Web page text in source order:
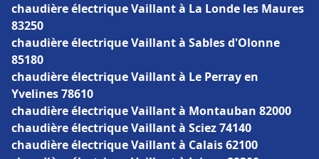
chaudière électrique Vaillant à La Londe les Maures
83250
chaudière électrique Vaillant à Sables d'Olonne
85180
chaudière électrique Vaillant à Le Perray en
Yvelines 78610
chaudière électrique Vaillant à Montauban 82000
chaudière électrique Vaillant à Sciez 74140
chaudière électrique Vaillant à Calais 62100